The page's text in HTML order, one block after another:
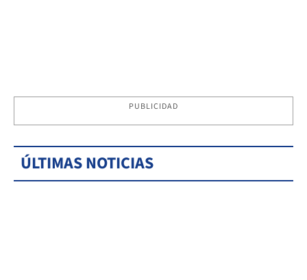
PUBLICIDAD
ÚLTIMAS NOTICIAS